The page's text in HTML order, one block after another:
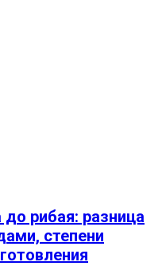
до рибая: разница
степени